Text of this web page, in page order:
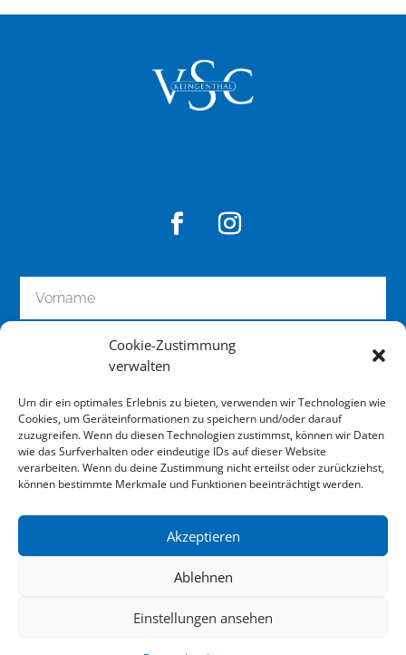
Cookie-Zustimmung
verwalten
Um dir ein optimales Erlebnis zu bieten, verwenden wir Technologien wie
Cookies, um Geräteinformationen zu speichern und/oder darauf
zuzugreifen. Wenn du diesen Technologien zustimmst, können wir Daten
wie das Surfverhalten oder eindeutige IDs auf dieser Website
verarbeiten. Wenn du deine Zustimmung nicht erteilst oder zurückziehst,
können bestimmte Merkmale und Funktionen beeinträchtigt werden.
Akzeptieren
Ablehnen
Einstellungen ansehen
zum Newsletter anmelden
Impressum